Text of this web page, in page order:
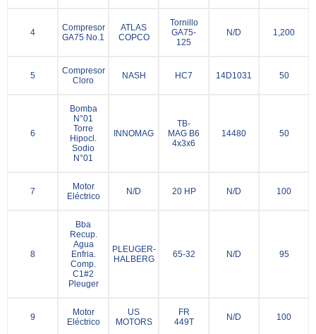
4
Compresor
GA75 No.1
ATLAS
COPCO
Tornillo
GA75-
125
N/D 1,200
5
Compresor
Cloro
NASH HC7 14D1031 50
6
Bomba
N°01
Torre
Hipocl.
Sodio
N°01
INNOMAG
TB-
MAG B6
4x3x6
14480 50
7
Motor
Eléctrico
N/D 20 HP N/D 100
8
Bba
Recup.
Agua
Enfria.
Comp.
C1#2
Pleuger
PLEUGER-
HALBERG
65-32 N/D 95
9
Motor
Eléctrico
US
MOTORS
FR
449T
N/D 100